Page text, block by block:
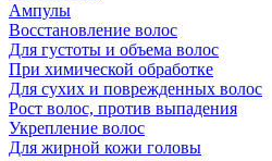
Ампулы
Восстановление волос
Для густоты и объема волос
При химической обработке
Для сухих и поврежденных волос
Рост волос, против выпадения
Укрепление волос
Для жирной кожи головы